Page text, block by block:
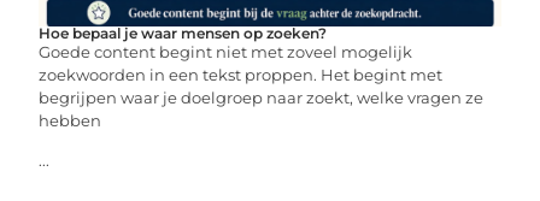
Hoe bepaal je waar mensen op zoeken?
Goede content begint niet met zoveel mogelijk
zoekwoorden in een tekst proppen. Het begint met
begrijpen waar je doelgroep naar zoekt, welke vragen ze
hebben
...